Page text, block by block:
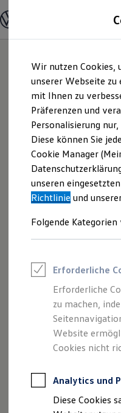
Hauptinhalt
springen
Footer
springen
Modelle und
Modelle
Elektroautos
ENERGY
Nutzfahrzeuge
SUV und CUV
Familienautos
Kombis
Kompaktwagen
Sportwagen
Schnell verfügbare
Angebote und
Aktuelle
E-Auto-
Volkswagen
Junge
Leasing
Leasing-
Junge
Leasing
Autokredit
Versicherungen
Kfz-
ID.5
Wir nutzen Cookies,
unserer Webseite
mit Ihnen zu
Präferenzen und
Personalisierung
Diese können Sie
Cookie Manager
unseren
Richtlinie und
Folgende
Erforderliche
Erforderliche
zu machen,
Website
Cookies nicht
Analytics und
Diese Cookies